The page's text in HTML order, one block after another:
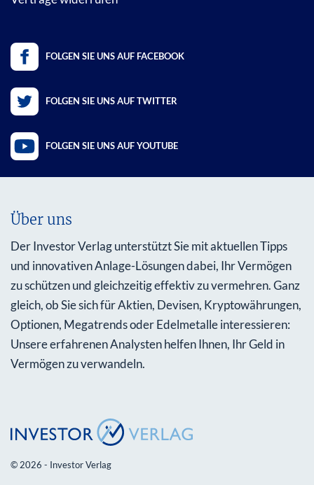
FOLGEN SIE UNS AUF FACEBOOK
FOLGEN SIE UNS AUF TWITTER
FOLGEN SIE UNS AUF YOUTUBE
Über uns
Der Investor Verlag unterstützt Sie mit aktuellen Tipps
und innovativen Anlage-Lösungen dabei, Ihr Vermögen
zu schützen und gleichzeitig effektiv zu vermehren. Ganz
gleich, ob Sie sich für Aktien, Devisen, Kryptowährungen,
Optionen, Megatrends oder Edelmetalle interessieren:
Unsere erfahrenen Analysten helfen Ihnen, Ihr Geld in
Vermögen zu verwandeln.
© 2026 - Investor Verlag